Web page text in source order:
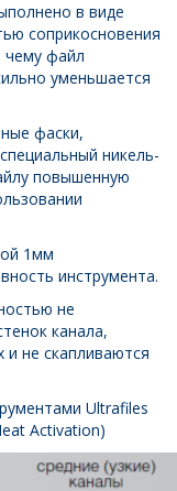
в виде
соприкосновения
чему файл
уменьшается
фаски,
никель-
повышенную
1мм
инструмента.
не
канала,
не скапливаются
Ultrafiles
Activation)